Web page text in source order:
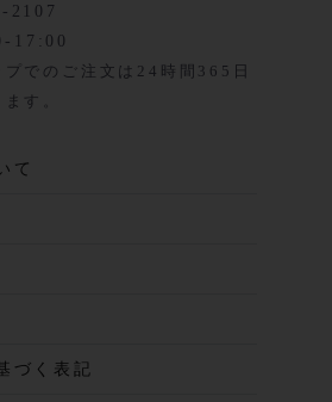
2107
17:00
でのご注文は24時間365日
す。
て
づく表記